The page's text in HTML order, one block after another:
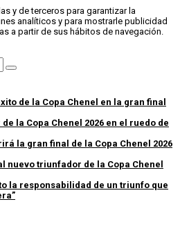
y de terceros para garantizar la
analíticos y para mostrarle publicidad
a partir de sus hábitos de navegación.
de la Copa Chenel en la gran final
la Copa Chenel 2026 en el ruedo de
la gran final de la Copa Chenel 2026
nuevo triunfador de la Copa Chenel
la responsabilidad de un triunfo que